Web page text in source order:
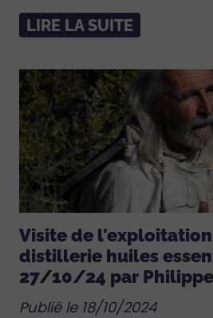
LIRE LA SUITE
Visite de
distillerie huiles
27/10/24 par Philippe
Publié le 18/10/2024